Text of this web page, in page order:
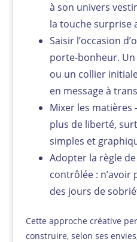
à son univers
la touche surprise
Saisir l’occasion
porte-bonheur.
ou un collier
en message à
Mixer les matières
plus de liberté,
simples et
Adopter la règle
contrôlée :
des jours de
Cette approche créative
construire, selon ses